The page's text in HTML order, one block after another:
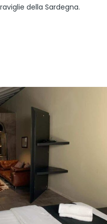
della Sardegna.